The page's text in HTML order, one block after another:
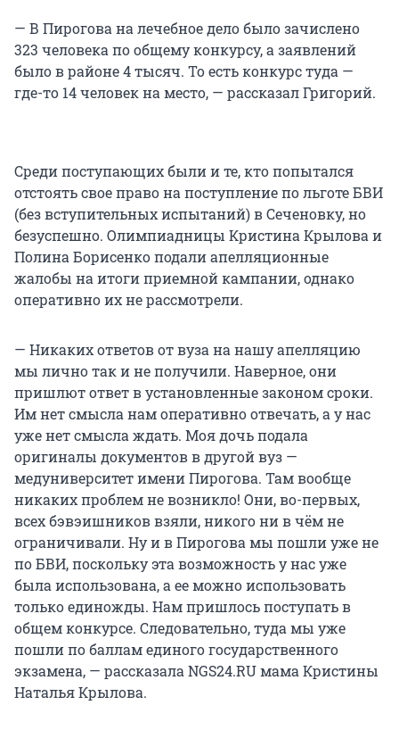
— В Пирогова на лечебное дело было зачислено
323 человека по общему конкурсу, а заявлений
было в районе 4 тысяч. То есть конкурс туда —
где-то 14 человек на место, — рассказал Григорий.
Среди поступающих были и те, кто попытался
отстоять свое право на поступление по льготе БВИ
(без вступительных испытаний) в Сеченовку, но
безуспешно. Олимпиадницы Кристина Крылова и
Полина Борисенко подали апелляционные
жалобы на итоги приемной кампании, однако
оперативно их не рассмотрели.
— Никаких ответов от вуза на нашу апелляцию
мы лично так и не получили. Наверное, они
пришлют ответ в установленные законом сроки.
Им нет смысла нам оперативно отвечать, а у нас
уже нет смысла ждать. Моя дочь подала
оригиналы документов в другой вуз —
медуниверситет имени Пирогова. Там вообще
никаких проблем не возникло! Они, во-первых,
всех бэвэишников взяли, никого ни в чём не
ограничивали. Ну и в Пирогова мы пошли уже не
по БВИ, поскольку эта возможность у нас уже
была использована, а ее можно использовать
только единожды. Нам пришлось поступать в
общем конкурсе. Следовательно, туда мы уже
пошли по баллам единого государственного
экзамена, — рассказала NGS24.RU мама Кристины
Наталья Крылова.